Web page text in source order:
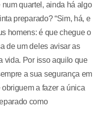
quartel, ainda há algo
preparado? “Sim, há, e
homens: é que chegue o
de um deles avisar as
vida. Por isso aquilo que
a sua segurança em
a fazer a única
como